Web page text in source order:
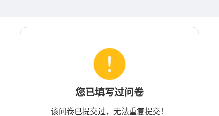
您已填写过问卷
该问卷已提交过，无法重复提交！